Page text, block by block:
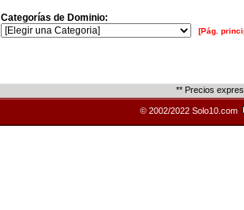
Categorías de Dominio:
[Pág.
** Precios
© 2002/2022 Solo10.com